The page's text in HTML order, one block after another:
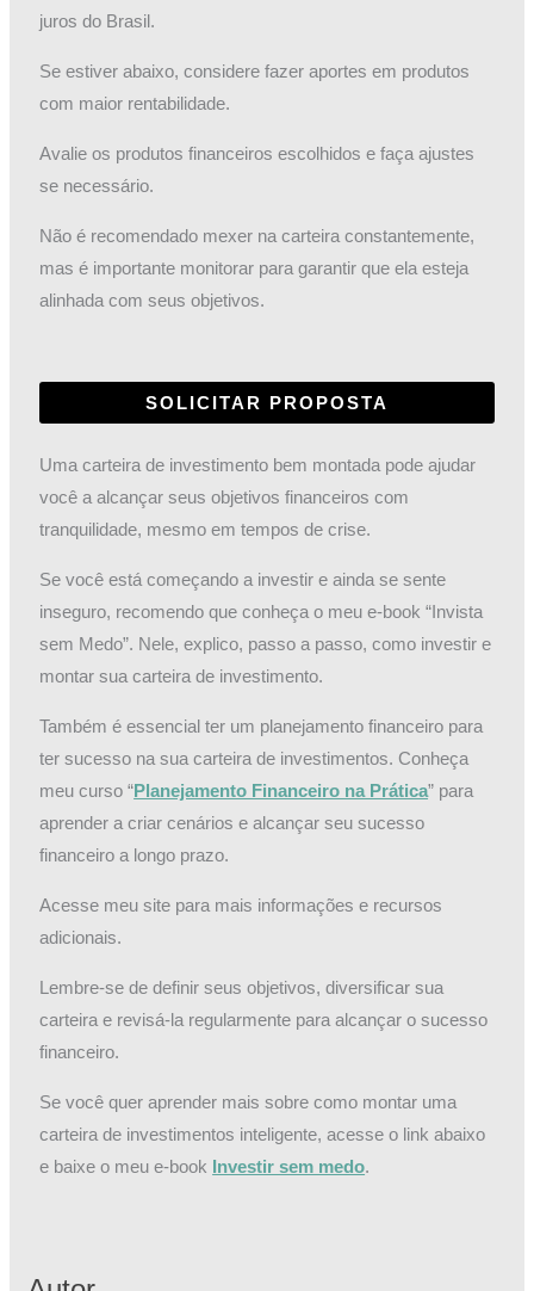
juros do Brasil.
Se estiver abaixo, considere fazer aportes em produtos
com maior rentabilidade.
Avalie os produtos financeiros escolhidos e faça ajustes
se necessário.
Não é recomendado mexer na carteira constantemente,
mas é importante monitorar para garantir que ela esteja
alinhada com seus objetivos.
SOLICITAR PROPOSTA
Uma carteira de investimento bem montada pode ajudar
você a alcançar seus objetivos financeiros com
tranquilidade, mesmo em tempos de crise.
Se você está começando a investir e ainda se sente
inseguro, recomendo que conheça o meu e-book “Invista
sem Medo”. Nele, explico, passo a passo, como investir e
montar sua carteira de investimento.
Também é essencial ter um planejamento financeiro para
ter sucesso na sua carteira de investimentos. Conheça
meu curso “Planejamento Financeiro na Prática” para
aprender a criar cenários e alcançar seu sucesso
financeiro a longo prazo.
Acesse meu site para mais informações e recursos
adicionais.
Lembre-se de definir seus objetivos, diversificar sua
carteira e revisá-la regularmente para alcançar o sucesso
financeiro.
Se você quer aprender mais sobre como montar uma
carteira de investimentos inteligente, acesse o link abaixo
e baixe o meu e-book Investir sem medo.